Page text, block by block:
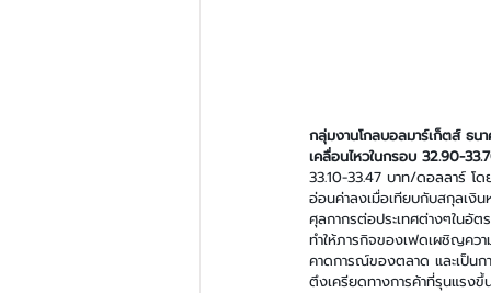
กลุ่มงานโกลบอลมาร์เก็ตส์ ธน
เคลื่อนไหวในกรอบ 32.90-
33.10-33.47 บาท/ดอลลาร์ โ
อ่อนค่าลงเมื่อเทียบกับสกุลเงิ
ศุลกากรต่อประเทศต่างๆในอัต
ทำให้ภารกิจของเฟดเผชิญคว
คาดการณ์ของตลาด และเป็นก
ตึงเครียดทางการค้าที่รุนแรง